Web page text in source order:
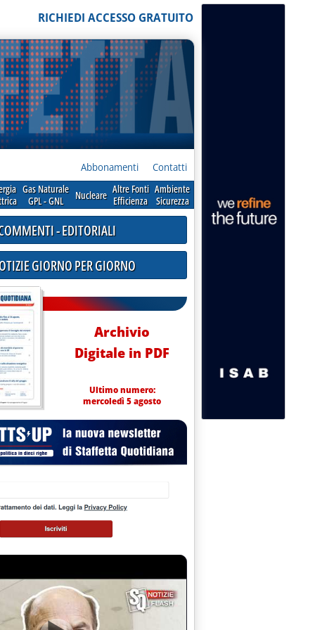
RICHIEDI ACCESSO GRATUITO
Abbonamenti Contatti
Gas Naturale
GPL - GNL
Nucleare Altre Fonti
Efficienza
Ambiente
Sicurezza
- EDITORIALI
GIORNO PER GIORNO
Archivio
Digitale in PDF
Ultimo numero:
mercoledì 5 agosto